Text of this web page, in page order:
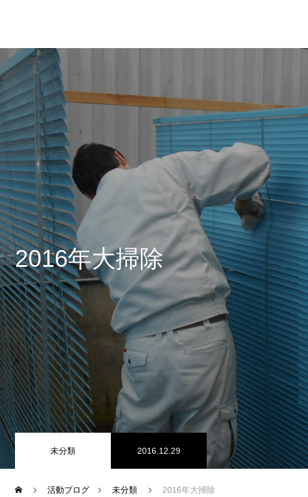
会社概要・沿革・所在地 経営理念
健康経営 SDGs認証
2016年大掃除
未分類 2016.12.29
活動ブログ 未分類 2016年大掃除